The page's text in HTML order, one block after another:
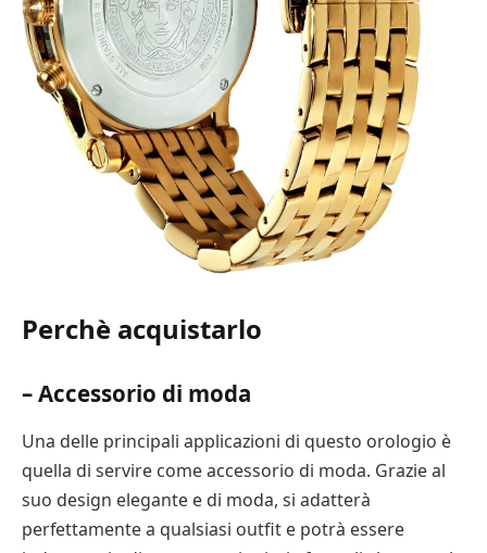
Perchè acquistarlo
– Accessorio di moda
Una delle principali applicazioni di questo orologio è
quella di servire come accessorio di moda. Grazie al
suo design elegante e di moda, si adatterà
perfettamente a qualsiasi outfit e potrà essere